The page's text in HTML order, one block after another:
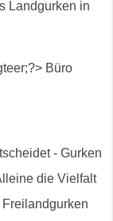
Landgurken in
- Gurken
die Vielfalt